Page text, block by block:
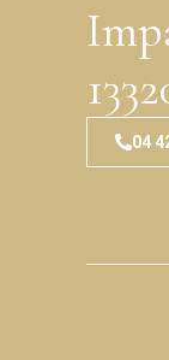
04